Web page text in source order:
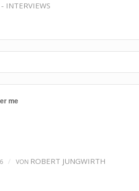
INTERVIEWS
me
/ VON ROBERT JUNGWIRTH